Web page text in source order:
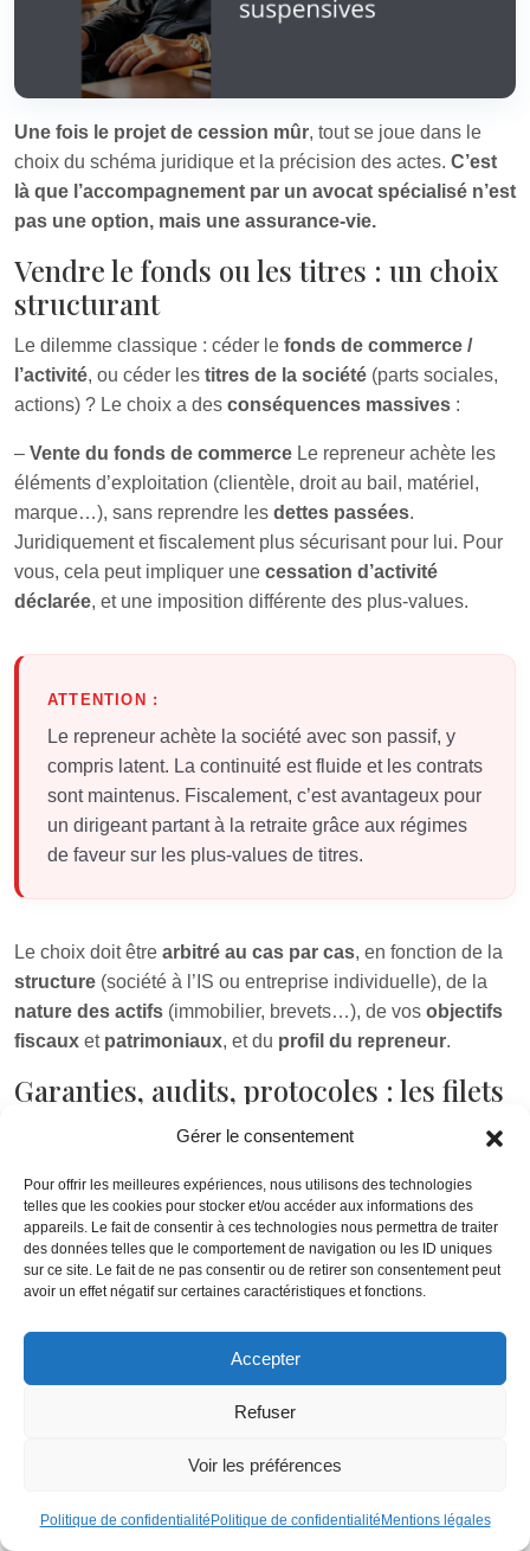
Gérer le consentement
Pour offrir les meilleures expériences, nous utilisons des technologies
telles que les cookies pour stocker et/ou accéder aux informations des
appareils. Le fait de consentir à ces technologies nous permettra de traiter
des données telles que le comportement de navigation ou les ID uniques
sur ce site. Le fait de ne pas consentir ou de retirer son consentement peut
avoir un effet négatif sur certaines caractéristiques et fonctions.
Accepter
Refuser
Voir les préférences
Politique de confidentialité Politique de confidentialité Mentions légales
Une fois le projet de cession mûr, tout se joue dans le
choix du schéma juridique et la précision des actes. C’est
là que l’accompagnement par un avocat spécialisé n’est
pas une option, mais une assurance-vie.
Vendre le fonds ou les titres : un choix
structurant
Le dilemme classique : céder le fonds de commerce /
l’activité, ou céder les titres de la société (parts sociales,
actions) ? Le choix a des conséquences massives :
– Vente du fonds de commerce Le repreneur achète les
éléments d’exploitation (clientèle, droit au bail, matériel,
marque…), sans reprendre les dettes passées.
Juridiquement et fiscalement plus sécurisant pour lui. Pour
vous, cela peut impliquer une cessation d’activité
déclarée, et une imposition différente des plus-values.
ATTENTION :
Le repreneur achète la société avec son passif, y
compris latent. La continuité est fluide et les contrats
sont maintenus. Fiscalement, c’est avantageux pour
un dirigeant partant à la retraite grâce aux régimes
de faveur sur les plus-values de titres.
Le choix doit être arbitré au cas par cas, en fonction de la
structure (société à l’IS ou entreprise individuelle), de la
nature des actifs (immobilier, brevets…), de vos objectifs
fiscaux et patrimoniaux, et du profil du repreneur.
Garanties, audits, protocoles : les filets
derisques juridiquessi elle est mal gérée. D’où un
enchaînement désormais classique :
La Lettre d’intention (LOI) cadre les grandes lignes
(prix, périmètre, calendrier, exclusivité) et doit être
relue avec un avocat. La due diligence (audit
sociaux, fiscaux et environnementaux ; un audit